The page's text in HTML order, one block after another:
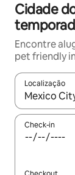
Cidade
Encontre
pet friendly
Localização
Quando os
Check-in